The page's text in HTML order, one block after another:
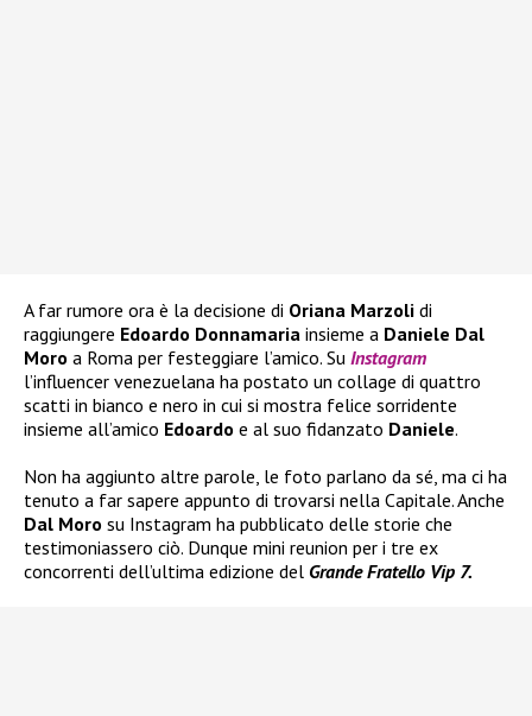
A far rumore ora è la decisione di Oriana Marzoli di
raggiungere Edoardo Donnamaria insieme a Daniele Dal
Moro a Roma per festeggiare l’amico. Su Instagram
l’influencer venezuelana ha postato un collage di quattro
scatti in bianco e nero in cui si mostra felice sorridente
insieme all’amico Edoardo e al suo fidanzato Daniele.
Non ha aggiunto altre parole, le foto parlano da sé, ma ci ha
tenuto a far sapere appunto di trovarsi nella Capitale. Anche
Dal Moro su Instagram ha pubblicato delle storie che
testimoniassero ciò. Dunque mini reunion per i tre ex
concorrenti dell’ultima edizione del Grande Fratello Vip 7.